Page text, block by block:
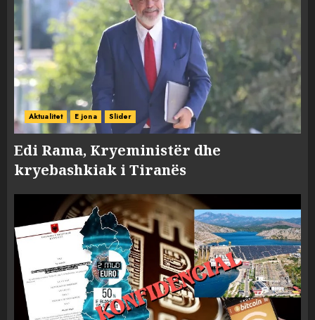
Aktualitet E jona Slider
Edi Rama, Kryeministër dhe
kryebashkiak i Tiranës